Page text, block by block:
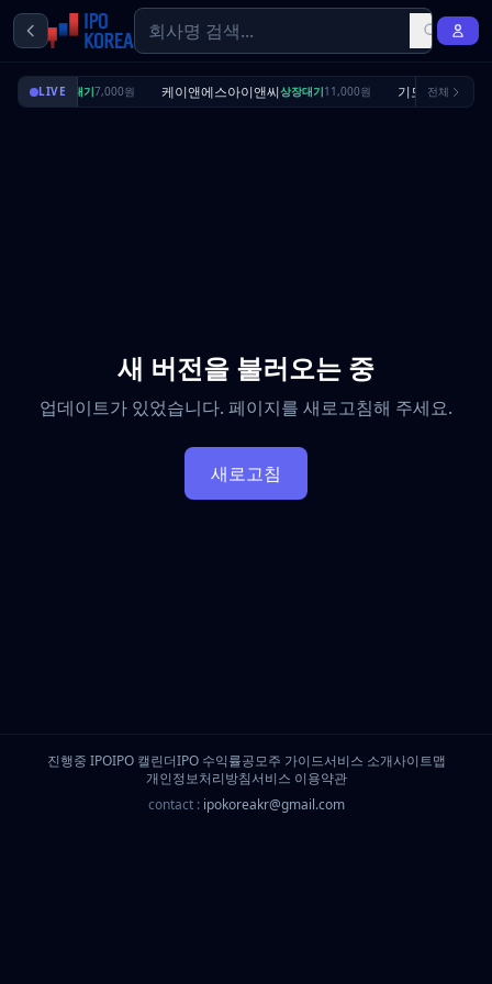
LIVE
리셔스상장대기7,000원 케이앤에스아이앤씨상장대기11,000원 기도산업 수요예
전체
새 버전을 불러오는 중
업데이트가 있었습니다. 페이지를 새로고침해 주세요.
새로고침
진행중 IPOIPO 캘린더IPO 수익률공모주 가이드서비스 소개사이트맵
개인정보처리방침서비스 이용약관
contact : ipokoreakr@gmail.com